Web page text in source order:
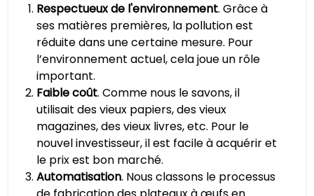
Respectueux de l'environnement. Grâce à
ses matières premières, la pollution est
réduite dans une certaine mesure. Pour
l’environnement actuel, cela joue un rôle
important.
Faible coût. Comme nous le savons, il
utilisait des vieux papiers, des vieux
magazines, des vieux livres, etc. Pour le
nouvel investisseur, il est facile à acquérir et
le prix est bon marché.
Automatisation. Nous classons le processus